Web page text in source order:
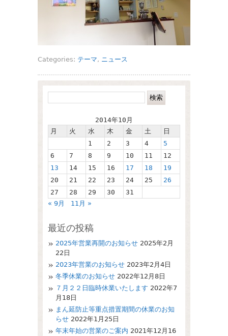
Categories: テーマ, ニュース
2014年10月
月
火 水 木 金 土
日
1
2 3 4
5
6
7 8 9 10 11
12
13
14 15 16 17 18
19
20
21 22 23 24 25
26
27
28 29 30
31
« 9月
11月 »
最近の投稿
2025年営業再開のお知らせ 2025年2月
22日
2023年営業のお知らせ 2023年2月4日
冬季休業のお知らせ 2022年12月8日
７月２２日臨時休業いたします 2022年7
月18日
まん延防止等重点措置期間の休業のお知
らせ 2022年1月25日
年末年始の営業のご案内 2021年12月16